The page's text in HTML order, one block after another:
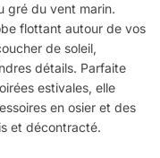
gré du vent marin.
flottant autour de vos
de soleil,
détails. Parfaite
estivales, elle
en osier et des
et décontracté.